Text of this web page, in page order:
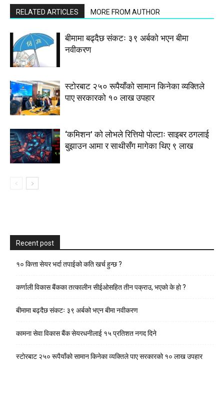
RELATED ARTICLES MORE FROM AUTHOR
बीमामा बढ्दैछ संकटः ३९ अर्बको भएन बीमा
नवीकरण
स्टाेरबाट २५० रूपैयाँको सामान किनेका व्यक्तिले
पाए सरकारको १० लाख उपहार
‘कमिशन’ को लोभले रित्तियो पोल्टाः साइबर ठगलाई
बुझाउन आमा र साथीसँग मागेका थिए ९ लाख
Recent post
१० कित्ता सेयर भर्दा तपाईको कति खर्च हुन्छ ?
कर्णाली विकास बैंकका तत्कालीन सीईओसहित तीन पक्राउ, भएकाे के हाे ?
बीमामा बढ्दैछ संकटः ३९ अर्बको भएन बीमा नवीकरण
कामना सेवा विकास बैंक सेयरधनीलाई १५ प्रतिशत नगद दिने
स्टाेरबाट २५० रूपैयाँको सामान किनेका व्यक्तिले पाए सरकारको १० लाख उपहार